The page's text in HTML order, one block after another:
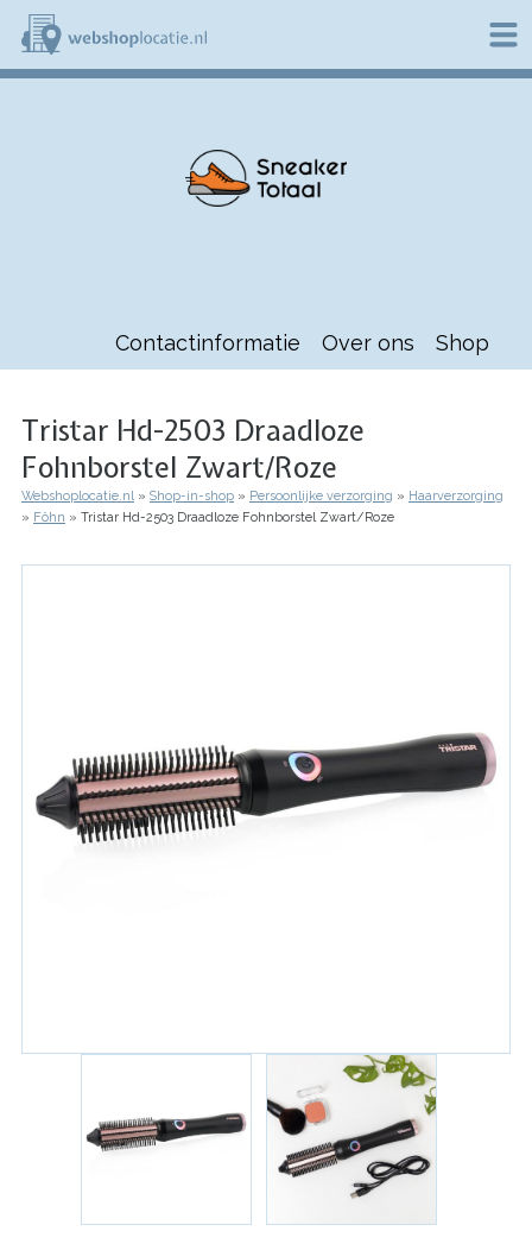
Overslaan
naar
de
Contactinformatie Over ons Shop
Tristar Hd-2503 Draadloze
Fohnborstel Zwart/Roze
Kruimelpad
Webshoplocatie.nl Shop-in-shop Persoonlijke verzorging
Haarverzorging
Föhn
Tristar Hd-2503 Draadloze Fohnborstel Zwart/Roze